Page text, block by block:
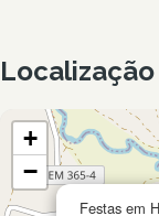
Localização
Festas em
+
−